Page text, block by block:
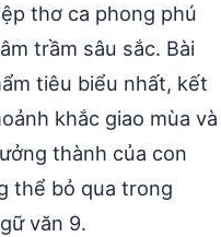
thơ ca phong phú
trầm sâu sắc. Bài
tiêu biểu nhất, kết
khắc giao mùa và
thành của con
thể bỏ qua trong
văn 9.